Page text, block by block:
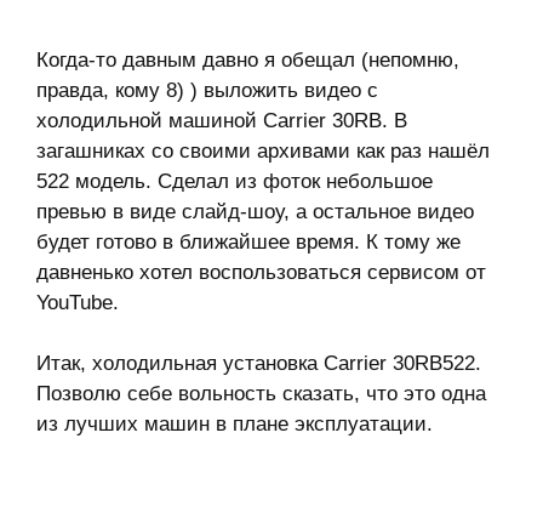
Когда-то давным давно я обещал (непомню,
правда, кому 8) ) выложить видео с
холодильной машиной Carrier 30RB. В
загашниках со своими архивами как раз нашёл
522 модель. Сделал из фоток небольшое
превью в виде слайд-шоу, а остальное видео
будет готово в ближайшее время. К тому же
давненько хотел воспользоваться сервисом от
YouTube.
Итак, холодильная установка Carrier 30RB522.
Позволю себе вольность сказать, что это одна
из лучших машин в плане эксплуатации.